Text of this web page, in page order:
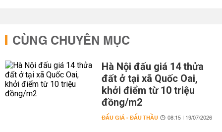
CÙNG CHUYÊN MỤC
Hà Nội đấu giá 14 thửa
đất ở tại xã Quốc Oai,
khởi điểm từ 10 triệu
đồng/m2
ĐẤU GIÁ - ĐẤU THẦU 08:15 | 19/07/2026